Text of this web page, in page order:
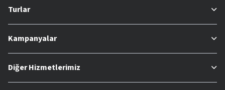
Turlar
Kampanyalar
Diğer Hizmetlerimiz